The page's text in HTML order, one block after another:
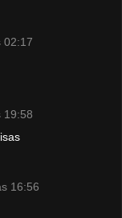
02:17
19:58
16:56